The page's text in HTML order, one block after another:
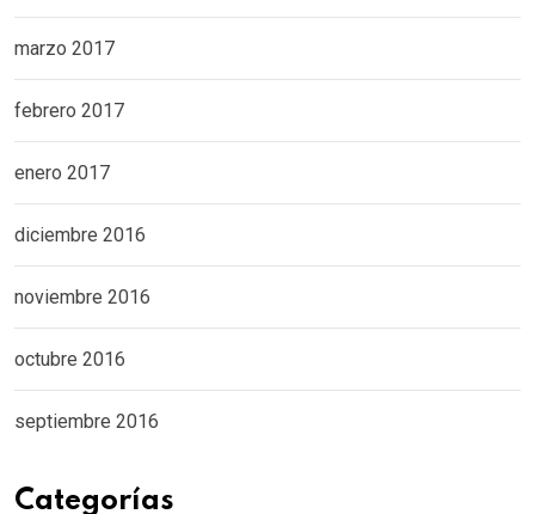
marzo 2017
febrero 2017
enero 2017
diciembre 2016
noviembre 2016
octubre 2016
septiembre 2016
Categorías